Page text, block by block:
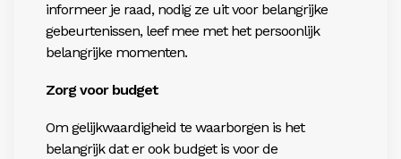
informeer je raad, nodig ze uit voor belangrijke
gebeurtenissen, leef mee met het persoonlijk
belangrijke momenten.
Zorg voor budget
Om gelijkwaardigheid te waarborgen is het
belangrijk dat er ook budget is voor de